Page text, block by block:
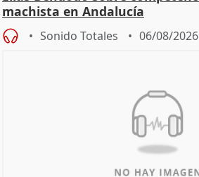
machista en Andalucía
Sonido Totales 06/08/2026